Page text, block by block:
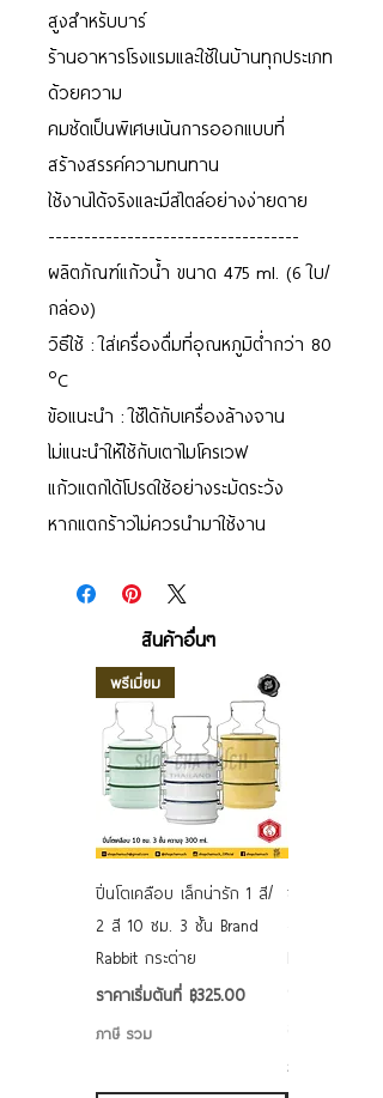
สูงสำหรับบาร์
ร้านอาหารโรงแรมและใช้ในบ้านทุกประเภท
ด้วยความ
คมชัดเป็นพิเศษเน้นการออกแบบที่
สร้างสรรค์ความทนทาน
ใช้งานได้จริงและมีสไตล์อย่างง่ายดาย
-----------------------------------
ผลิตภัณฑ์แก้วน้ำ ขนาด 475 ml. (6 ใบ/
กล่อง)
วิธีใช้ : ใส่เครื่องดื่มที่อุณหภูมิต่ำกว่า 80
°C
ข้อแนะนำ : ใช้ได้กับเครื่องล้างจาน
ไม่แนะนำให้ใช้กับเตาไมโครเวฟ
แก้วแตกได้โปรดใช้อย่างระมัดระวัง
หากแตกร้าวไม่ควรนำมาใช้งาน
สินค้าอื่นๆ
พรีเมี่ยม
ปิ่นโตเคลือบ เล็กน่ารัก 1 สี/
2 สี 10 ซม. 3 ชั้น Brand
Rabbit กระต่าย
ราคาเริ่มต้นที่ ฿325.00
ราคาขายลด
ภาษี รวม
ชามเคลือบ
ภาษี รวม